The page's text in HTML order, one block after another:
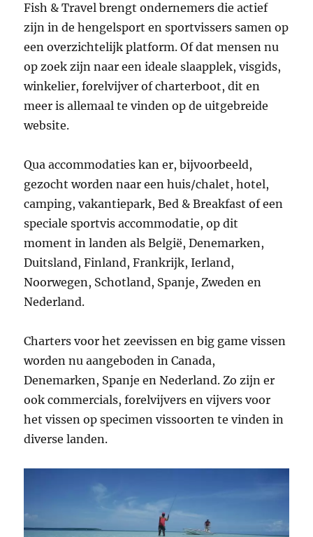
Fish & Travel brengt ondernemers die actief
zijn in de hengelsport en sportvissers samen op
een overzichtelijk platform. Of dat mensen nu
op zoek zijn naar een ideale slaapplek, visgids,
winkelier, forelvijver of charterboot, dit en
meer is allemaal te vinden op de uitgebreide
website.
Qua accommodaties kan er, bijvoorbeeld,
gezocht worden naar een huis/chalet, hotel,
camping, vakantiepark, Bed & Breakfast of een
speciale sportvis accommodatie, op dit
moment in landen als België, Denemarken,
Duitsland, Finland, Frankrijk, Ierland,
Noorwegen, Schotland, Spanje, Zweden en
Nederland.
Charters voor het zeevissen en big game vissen
worden nu aangeboden in Canada,
Denemarken, Spanje en Nederland. Zo zijn er
ook commercials, forelvijvers en vijvers voor
het vissen op specimen vissoorten te vinden in
diverse landen.